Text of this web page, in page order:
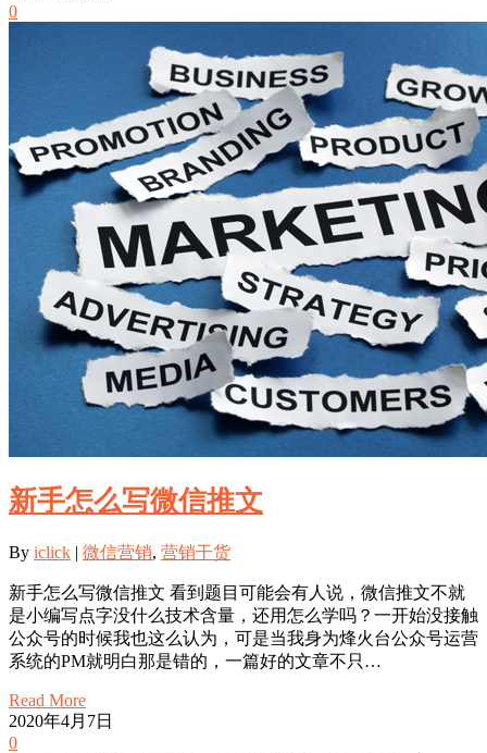
0
新手怎么写微信推文
By iclick | 微信营销, 营销干货
新手怎么写微信推文 看到题目可能会有人说，微信推文不就
是小编写点字没什么技术含量，还用怎么学吗？一开始没接触
公众号的时候我也这么认为，可是当我身为烽火台公众号运营
系统的PM就明白那是错的，一篇好的文章不只…
Read More
2020年4月7日
0